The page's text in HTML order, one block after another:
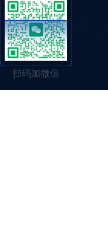
扫码加微信